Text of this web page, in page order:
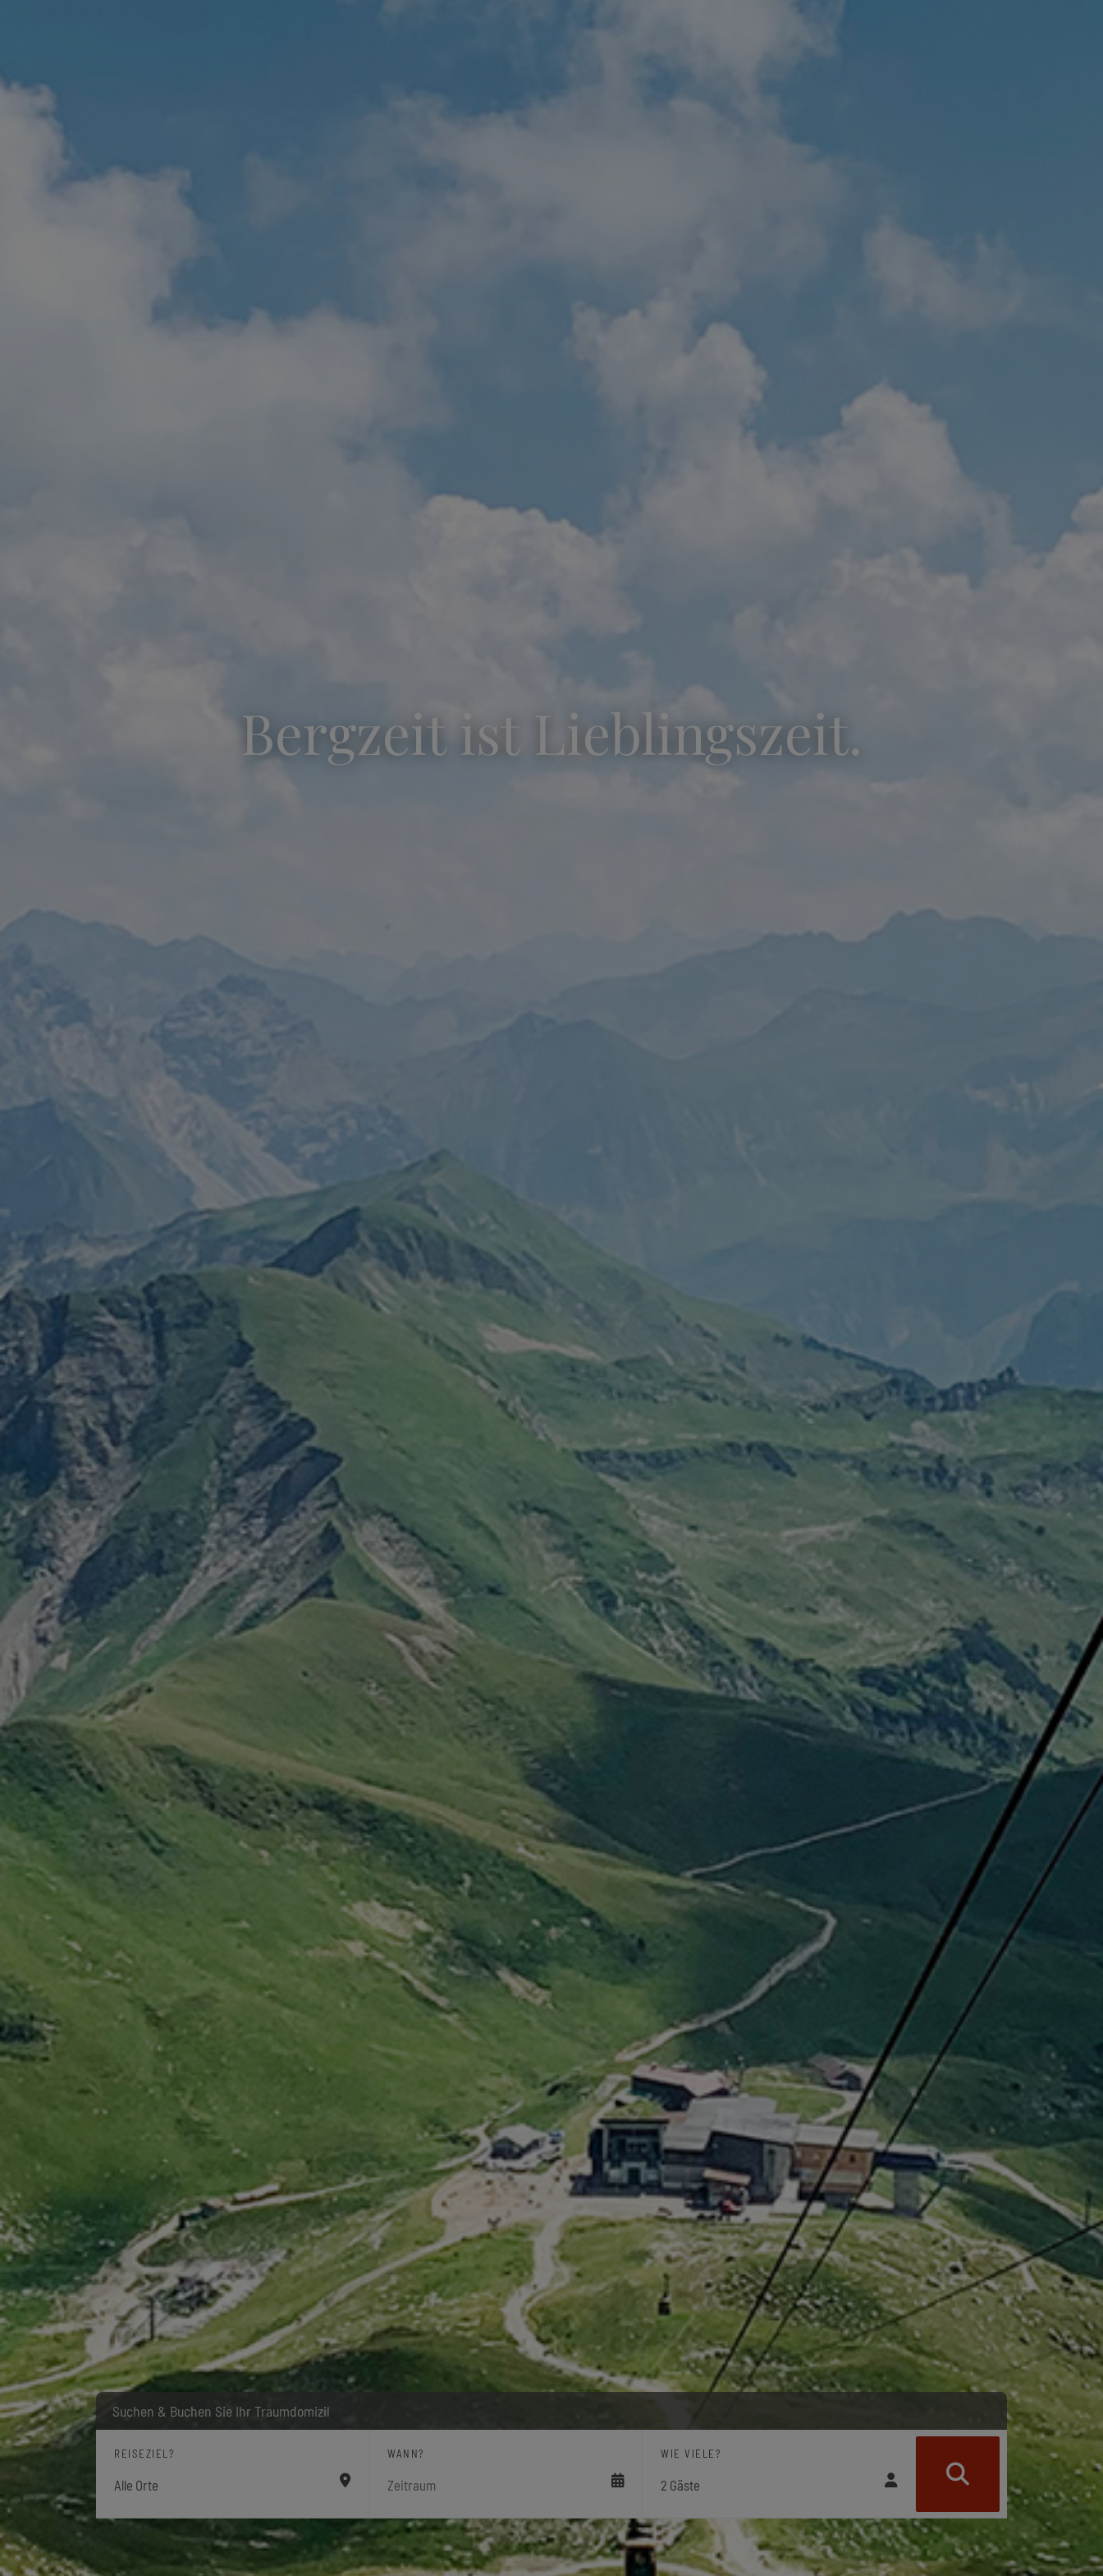
Bergzeit ist Lieblingszeit.
Suchen & Buchen Sie Ihr Traumdomizil
REISEZIEL? WANN? WIE VIELE?